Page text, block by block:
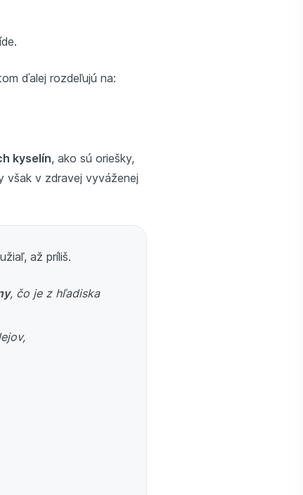
ďalej rozdeľujú na:
kyselín, ako sú oriešky,
však v zdravej vyváženej
až príliš.
, čo je z hľadiska